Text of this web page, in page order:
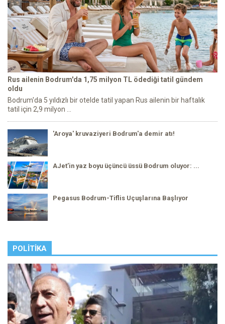
Rus ailenin Bodrum'da 1,75 milyon TL ödediği tatil gündem
oldu
Bodrum'da 5 yıldızlı bir otelde tatil yapan Rus ailenin bir haftalık
tatil için 2,9 milyon ...
'Aroya' kruvaziyeri Bodrum'a demir atı!
AJet’in yaz boyu üçüncü üssü Bodrum oluyor: ...
Pegasus Bodrum-Tiflis Uçuşlarına Başlıyor
POLITIKA